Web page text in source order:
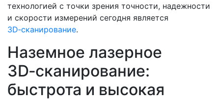
технологией с точки зрения точности, надежности
и скорости измерений сегодня является
3D‑сканирование.
Наземное лазерное
3D‑сканирование:
быстрота и высокая